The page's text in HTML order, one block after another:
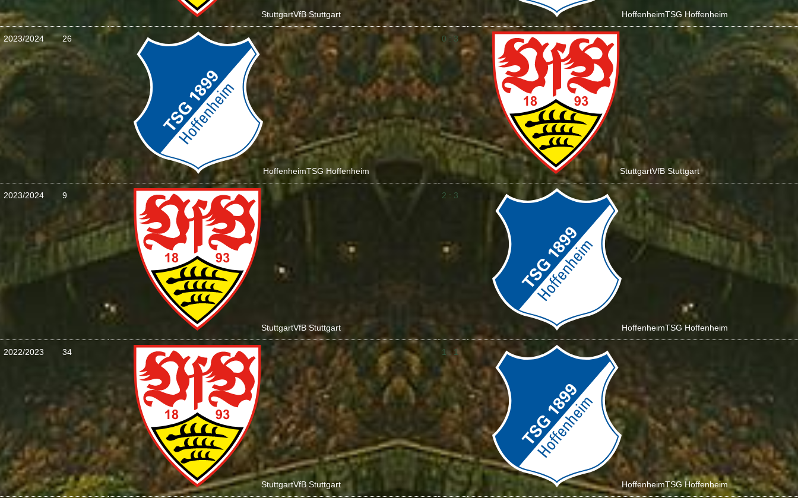
StuttgartVfB Stuttgart HoffenheimTSG Hoffenheim
2023/2024 26
HoffenheimTSG Hoffenheim
0 : 3
StuttgartVfB Stuttgart
2023/2024 9
StuttgartVfB Stuttgart
2 : 3
HoffenheimTSG Hoffenheim
2022/2023 34
StuttgartVfB Stuttgart
1 : 1
HoffenheimTSG Hoffenheim